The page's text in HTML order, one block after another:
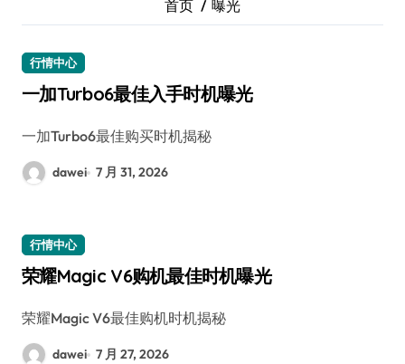
首页 曝光
行情中心
一加Turbo6最佳入手时机曝光
一加Turbo6最佳购买时机揭秘
dawei 7 月 31, 2026
行情中心
荣耀Magic V6购机最佳时机曝光
荣耀Magic V6最佳购机时机揭秘
dawei 7 月 27, 2026